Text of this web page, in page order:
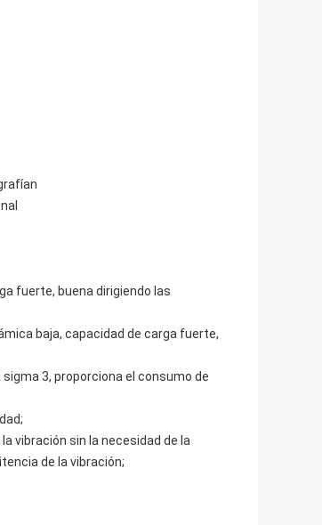
fuerte, buena dirigiendo las
baja, capacidad de carga fuerte,
3, proporciona el consumo de
vibración sin la necesidad de la
de la vibración;